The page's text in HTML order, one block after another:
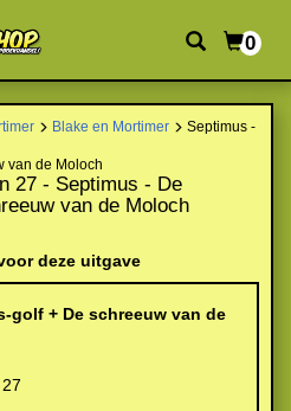
0
Blake en Mortimer Septimus -
van de Moloch
27 - Septimus - De
van de Moloch
deze uitgave
golf + De schreeuw van de